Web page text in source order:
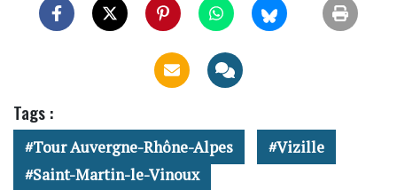
Tags :
Tour Auvergne-Rhône-Alpes
Vizille
Saint-Martin-le-Vinoux